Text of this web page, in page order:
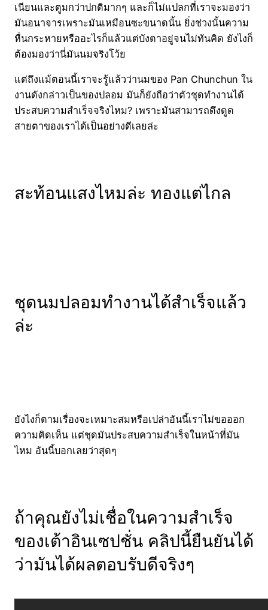
เนียนและตูมกว่าปกติมากๆ และก็ไม่แปลกที่เราจะมองว่า
มันอนาจารเพราะมันเหมือนซะขนาดนั้น ยิ่งช่วงนั้นความ
หื่นกระหายหรืออะไรก็แล้วแต่บังตาอยู่จนไม่ทันคิด ยังไงก็
ต้องมองว่านี่มันนมจริงโว้ย
แต่ถึงแม้ตอนนี้เราจะรู้แล้วว่านมของ Pan Chunchun ใน
งานดังกล่าวเป็นของปลอม มันก็ยังถือว่าตัวชุดทำงานได้
ประสบความสำเร็จจริงไหม? เพราะมันสามารถดึงดูด
สายตาของเราได้เป็นอย่างดีเลยล่ะ
สะท้อนแสงไหมล่ะ ทองแต่ไกล
ชุดนมปลอมทำงานได้สำเร็จแล้ว
ล่ะ
ยังไงก็ตามเรื่องจะเหมาะสมหรือเปล่าอันนี้เราไม่ขอออก
ความคิดเห็น แต่ชุดมันประสบความสำเร็จในหน้าที่มัน
ไหม อันนี้บอกเลยว่าสุดๆ
ถ้าคุณยังไม่เชื่อในความสำเร็จ
ของเต้าอินเซปชั่น คลิปนี้ยืนยันได้
ว่ามันได้ผลตอบรับดีจริงๆ